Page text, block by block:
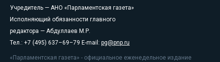
Учредитель — АНО «Парламентская газета»
Исполняющий обязанности главного
редактора — Абдуллаев М.Р.
Тел.: +7 (495) 637–69–79 E-mail: pg@pnp.ru
«Парламентская газета» - официальное еженедельное издание